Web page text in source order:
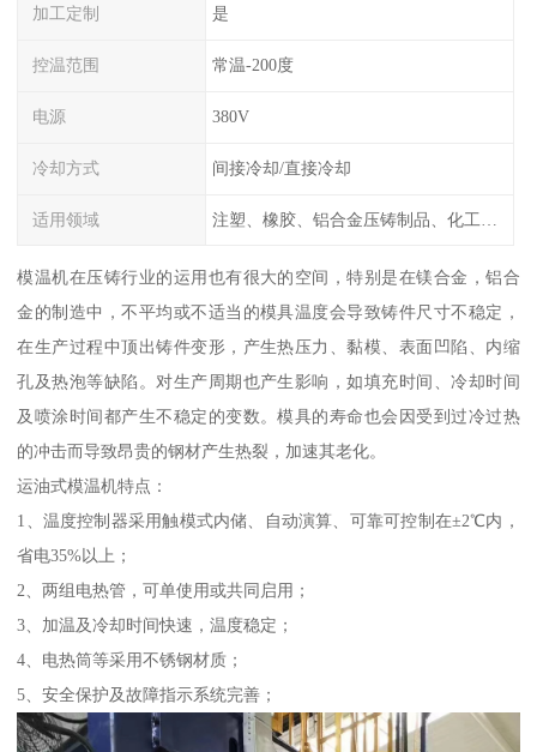
加工定制 是
控温范围 常温-200度
电源 380V
冷却方式 间接冷却/直接冷却
适用领域
模温机在压铸行业的运用也有很大的空间，特别是在镁合金，铝合
金的制造中，不平均或不适当的模具温度会导致铸件尺寸不稳定，
在生产过程中顶出铸件变形，产生热压力、黏模、表面凹陷、内缩
孔及热泡等缺陷。对生产周期也产生影响，如填充时间、冷却时间
及喷涂时间都产生不稳定的变数。模具的寿命也会因受到过冷过热
的冲击而导致昂贵的钢材产生热裂，加速其老化。
运油式模温机特点：
1、温度控制器采用触模式内储、自动演算、可靠可控制在±2℃内，
省电35%以上；
2、两组电热管，可单使用或共同启用；
3、加温及冷却时间快速，温度稳定；
4、电热筒等采用不锈钢材质；
5、安全保护及故障指示系统完善；